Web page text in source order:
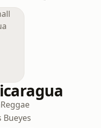
Reggae
Bueyes